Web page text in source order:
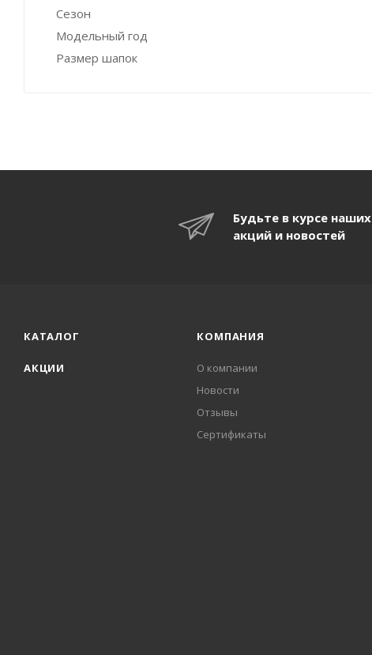
Сезон
Модельный год
Размер шапок
Будьте в курсе наших
акций и новостей
КАТАЛОГ
АКЦИИ
КОМПАНИЯ
О компании
Новости
Отзывы
Сертификаты